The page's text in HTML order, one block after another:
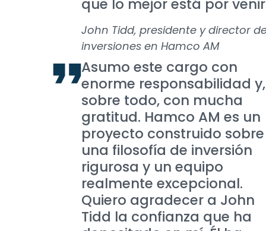
que lo mejor está por
John Tidd, presidente y director
inversiones en Hamco AM
Asumo este cargo con
enorme responsabilidad y,
sobre todo, con mucha
gratitud. Hamco AM es un
proyecto construido sobre
una filosofía de inversión
rigurosa y un equipo
realmente excepcional.
Quiero agradecer a John
Tidd la confianza que ha